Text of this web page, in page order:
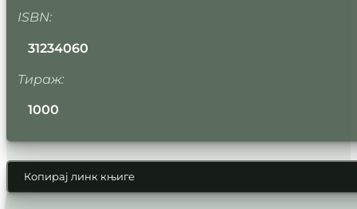
ISBN:
31234060
Тираж:
1000
Копирај линк књиге